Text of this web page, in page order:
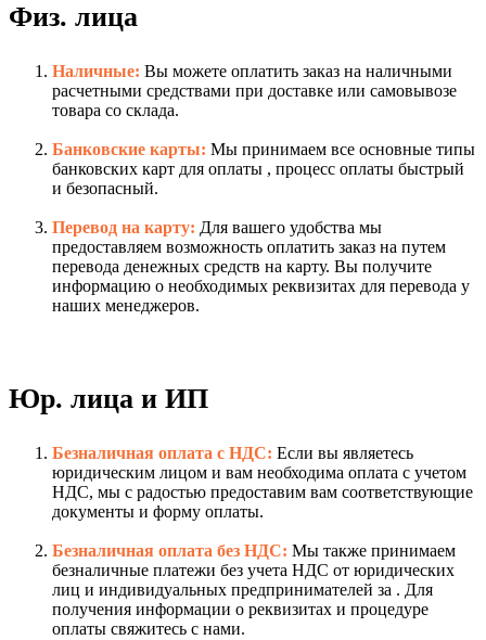
Физ. лица
Наличные: Вы можете оплатить заказ на наличными
расчетными средствами при доставке или самовывозе
товара со склада.
Банковские карты: Мы принимаем все основные типы
банковских карт для оплаты , процесс оплаты быстрый
и безопасный.
Перевод на карту: Для вашего удобства мы
предоставляем возможность оплатить заказ на путем
перевода денежных средств на карту. Вы получите
информацию о необходимых реквизитах для перевода у
наших менеджеров.
Юр. лица и ИП
Безналичная оплата с НДС: Если вы являетесь
юридическим лицом и вам необходима оплата с учетом
НДС, мы с радостью предоставим вам соответствующие
документы и форму оплаты.
Безналичная оплата без НДС: Мы также принимаем
безналичные платежи без учета НДС от юридических
лиц и индивидуальных предпринимателей за . Для
получения информации о реквизитах и процедуре
оплаты свяжитесь с нами.